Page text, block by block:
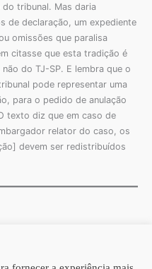
tribunal. Mas daria
de declaração, um expediente
omissões que paralisa
citasse que esta tradição é
do TJ-SP. E lembra que o
pode representar uma
para o pedido de anulação
texto diz que em caso de
relator do caso, os
devem ser redistribuídos
Costa Advogados